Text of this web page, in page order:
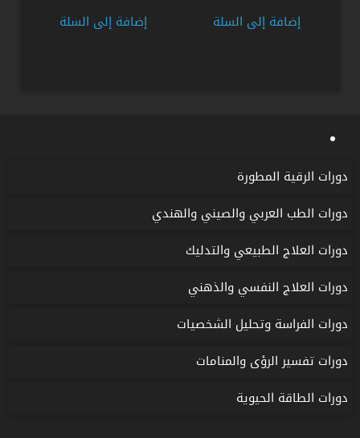
هو:
$350.
هو:
$160.
إضافة إلى السلة إضافة إلى السلة
دورات الرقية المطورة
دورات الطب العربي والصيني والهندي
دورات العلاج الطبيعي والتدليك
دورات العلاج النفسي والذهني
دورات الفراسة وتحليل الشخصيات
دورات تفسير الرؤى والمنامات
دورات الطاقة الحيوية